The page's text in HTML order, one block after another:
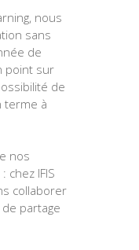
nous
sans
de
point sur
de
terme à
nos
chez IFIS
collaborer
partage